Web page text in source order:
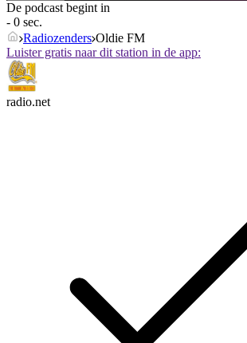
De podcast begint in
- 0 sec.
Radiozenders Oldie FM
Luister gratis naar dit station in de app:
radio.net